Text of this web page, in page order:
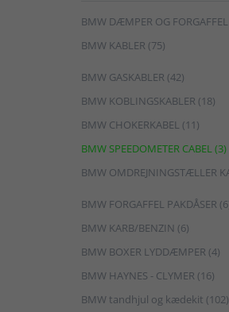
BMW DÆMPER OG
BMW KABLER (75)
BMW GASKABLER (42)
BMW KOBLINGSKABLER (18)
BMW CHOKERKABEL (11)
BMW SPEEDOMETER CABEL (3)
BMW OMDREJNINGSTÆLLER
BMW FORGAFFEL PAKDÅSER
BMW KARB/BENZIN (6)
BMW BOXER LYDDÆMPER (4)
BMW HAYNES - CLYMER (16)
BMW tandhjul og kædekit (102)